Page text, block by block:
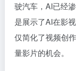
驶汽车，AI已经
是展示了AI在影
仅简化了视频创
量影片的机会。